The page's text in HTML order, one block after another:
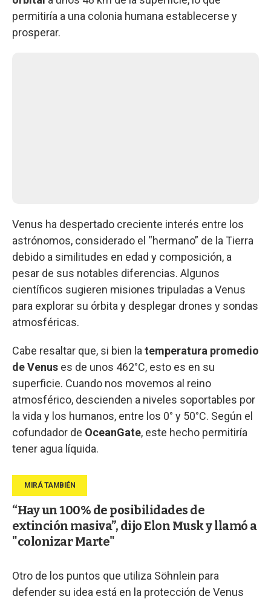
permitiría a una colonia humana establecerse y
prosperar.
Venus ha despertado creciente interés entre los
astrónomos, considerado el “hermano” de la Tierra
debido a similitudes en edad y composición, a
pesar de sus notables diferencias. Algunos
científicos sugieren misiones tripuladas a Venus
para explorar su órbita y desplegar drones y sondas
atmosféricas.
Cabe resaltar que, si bien la temperatura promedio
de Venus es de unos 462°C, esto es en su
superficie. Cuando nos movemos al reino
atmosférico, descienden a niveles soportables por
la vida y los humanos, entre los 0° y 50°C. Según el
cofundador de OceanGate, este hecho permitiría
tener agua líquida.
“Hay un 100% de posibilidades de
extinción masiva”, dijo Elon Musk y llamó a
"colonizar Marte"
Otro de los puntos que utiliza Söhnlein para
defender su idea está en la protección de Venus